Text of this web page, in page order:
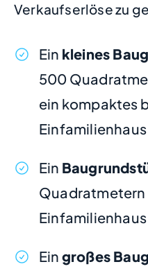
Verkaufserlöse zu
Ein kleines
500
ein kompaktes
Ein
Quadratmetern
Ein großes